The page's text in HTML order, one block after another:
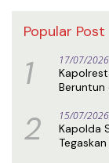
Popular Post
1 17/07/2026
Beruntun
2 15/07/2026
Kapolda